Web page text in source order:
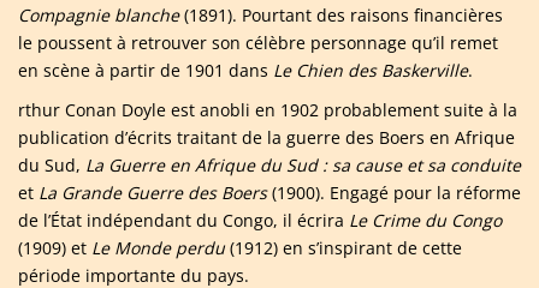
Compagnie blanche(1891). Pourtant des raisons financières
le poussent à retrouver son célèbre personnage qu’il remet
en scène à partir de 1901 dans Le Chien des Baskerville.
rthur Conan Doyle est anobli en 1902 probablement suite à la
publication d’écrits traitant de la guerre des Boers en Afrique
du Sud, La Guerre en Afrique du Sud : sa cause et sa conduite
et La Grande Guerre des Boers(1900). Engagé pour la réforme
de l’État indépendant du Congo, il écrira Le Crime du Congo
(1909) et Le Monde perdu(1912) en s’inspirant de cette
période importante du pays.